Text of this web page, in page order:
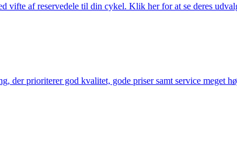
vifte af reservedele til din cykel. Klik her for at se deres
prioriterer god kvalitet, gode priser samt service meget